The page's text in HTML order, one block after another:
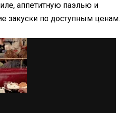
аппетитную паэлью и
закуски по доступным ценам.